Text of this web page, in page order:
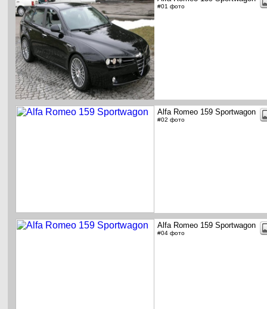
#01 фото
Alfa Romeo 159 Sportwagon
#02 фото
Alfa Romeo 159 Sportwagon
#04 фото